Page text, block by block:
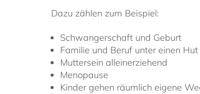
Dazu zählen zum Beispiel:
Schwangerschaft und Geburt
Familie und Beruf unter einen
Muttersein alleinerziehend
Menopause
Kinder gehen räumlich eigene